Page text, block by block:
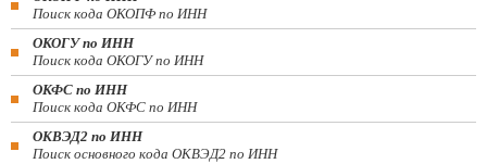
Поиск кода ОКОПФ по ИНН
ОКОГУ по ИНН
Поиск кода ОКОГУ по ИНН
ОКФС по ИНН
Поиск кода ОКФС по ИНН
ОКВЭД2 по ИНН
Поиск основного кода ОКВЭД2 по ИНН